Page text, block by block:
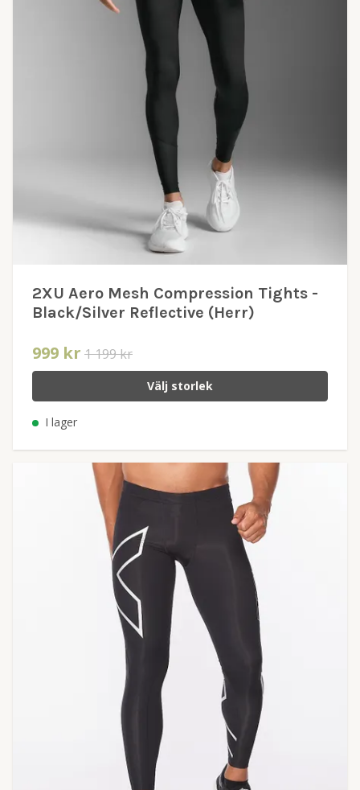
2XU Aero Mesh Compression Tights -
Black/Silver Reflective (Herr)
999 kr 1 199 kr
Välj storlek
I lager